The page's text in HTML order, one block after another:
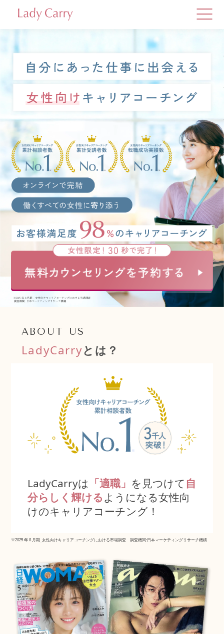
ABOUT US
LadyCarry とは？
LadyCarryは 「適職」 を見つけて 自
分らしく輝ける ようになる女性向
けのキャリアコーチング！
※2025 年 8 月期_女性向けキャリアコーチングにおける市場調査 調査機関:日本マーケティングリサーチ機構